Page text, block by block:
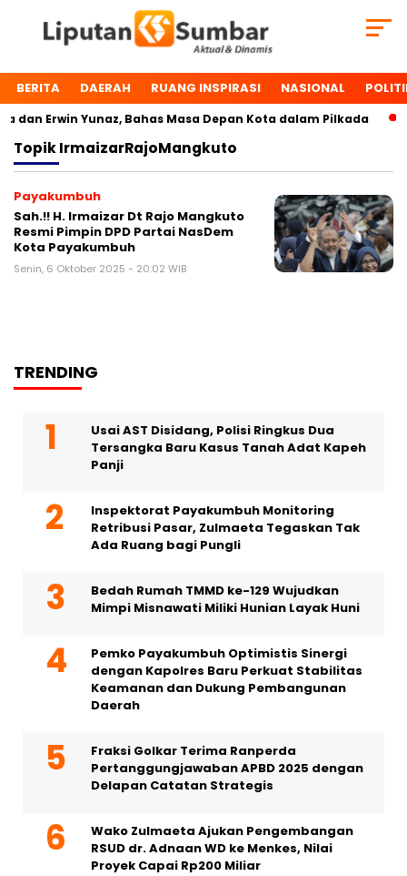
BERITA DAERAH RUANG INSPIRASI NASIONAL
Erwin Yunaz, Bahas Masa Depan Kota dalam Pilkada
TopikIrmaizarRajoMangkuto
Payakumbuh
Sah.!! H. Irmaizar Dt Rajo Mangkuto
Resmi Pimpin DPD Partai NasDem
Kota Payakumbuh
Senin, 6 Oktober 2025 - 20:02 WIB
TRENDING
Usai AST Disidang, Polisi Ringkus Dua
Tersangka Baru Kasus Tanah Adat Kapeh
Panji
Inspektorat Payakumbuh Monitoring
Retribusi Pasar, Zulmaeta Tegaskan Tak
Ada Ruang bagi Pungli
Bedah Rumah TMMD ke-129 Wujudkan
Mimpi Misnawati Miliki Hunian Layak Huni
Pemko Payakumbuh Optimistis Sinergi
dengan Kapolres Baru Perkuat Stabilitas
Keamanan dan Dukung Pembangunan
Daerah
Fraksi Golkar Terima Ranperda
Pertanggungjawaban APBD 2025 dengan
Delapan Catatan Strategis
Wako Zulmaeta Ajukan Pengembangan
RSUD dr. Adnaan WD ke Menkes, Nilai
Proyek Capai Rp200 Miliar